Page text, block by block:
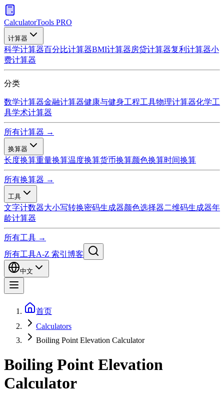
CalculatorTools PRO
计算器
科学计算器百分比计算器BMI计算器房贷计算器复利计算器小
费计算器
分类
数学计算器金融计算器健康与健身工程工具物理计算器化学工
具学术计算器
所有计算器 →
换算器
长度换算重量换算温度换算货币换算颜色换算时间换算
所有换算器 →
工具
文字计数器大小写转换密码生成器颜色选择器二维码生成器年
龄计算器
所有工具 →
所有工具A-Z 索引 博客
中文
首页
Calculators
Boiling Point Elevation Calculator
Boiling Point Elevation
Calculator